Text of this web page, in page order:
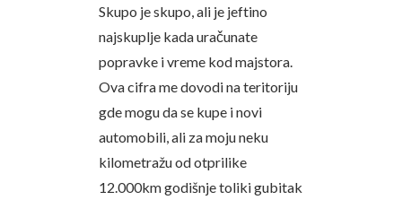
Skupo je skupo, ali je jeftino
najskuplje kada uračunate
popravke i vreme kod majstora.
Ova cifra me dovodi na teritoriju
gde mogu da se kupe i novi
automobili, ali za moju neku
kilometražu od otprilike
12.000km godišnje toliki gubitak